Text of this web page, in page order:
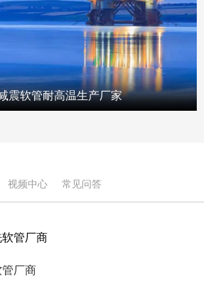
震软管耐高温生产厂家
视频中心 常见问答
厂商